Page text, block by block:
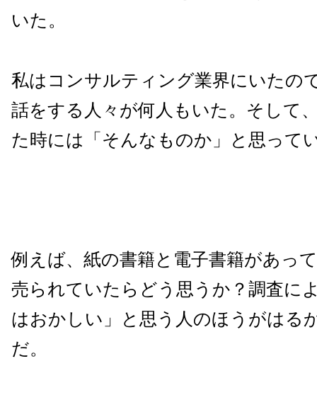
いた。
私はコンサルティング業界にいたの
話をする人々が何人もいた。そして
た時には「そんなものか」と思って
例えば、紙の書籍と電子書籍があっ
売られていたらどう思うか？調査に
はおかしい」と思う人のほうがはる
だ。